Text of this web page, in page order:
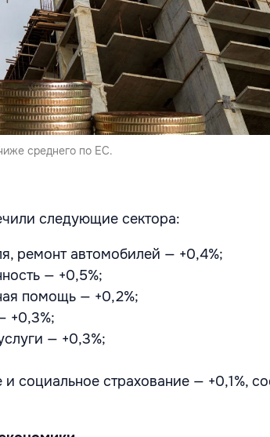
среднего по ЕС.
следующие сектора:
ремонт автомобилей — +0,4%;
— +0,5%;
помощь — +0,2%;
+0,3%;
— +0,3%;
и социальное страхование — +0,1%,